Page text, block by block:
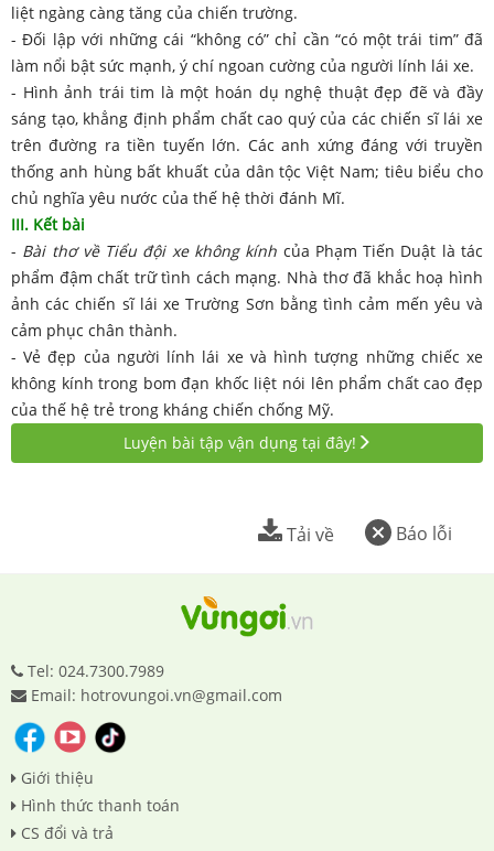
liệt ngàng càng tăng của chiến trường.
- Đối lập với những cái “không có” chỉ cần “có một trái tim” đã
làm nổi bật sức mạnh, ý chí ngoan cường của người lính lái xe.
- Hình ảnh trái tim là một hoán dụ nghệ thuật đẹp đẽ và đầy
sáng tạo, khẳng định phẩm chất cao quý của các chiến sĩ lái xe
trên đường ra tiền tuyến lớn. Các anh xứng đáng với truyền
thống anh hùng bất khuất của dân tộc Việt Nam; tiêu biểu cho
chủ nghĩa yêu nước của thế hệ thời đánh Mĩ.
III. Kết bài
- Bài thơ về Tiểu đội xe không kính của Phạm Tiến Duật là tác
phẩm đậm chất trữ tình cách mạng. Nhà thơ đã khắc hoạ hình
ảnh các chiến sĩ lái xe Trường Sơn bằng tình cảm mến yêu và
cảm phục chân thành.
- Vẻ đẹp của người lính lái xe và hình tượng những chiếc xe
không kính trong bom đạn khốc liệt nói lên phẩm chất cao đẹp
của thế hệ trẻ trong kháng chiến chống Mỹ.
Luyện bài tập vận dụng tại đây!
Báo lỗi
Tải về
Tel: 024.7300.7989
Email: hotrovungoi.vn@gmail.com
Giới thiệu
Hình thức thanh toán
CS đổi và trả